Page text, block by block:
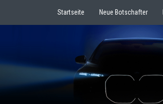
Startseite Neue Botschafter